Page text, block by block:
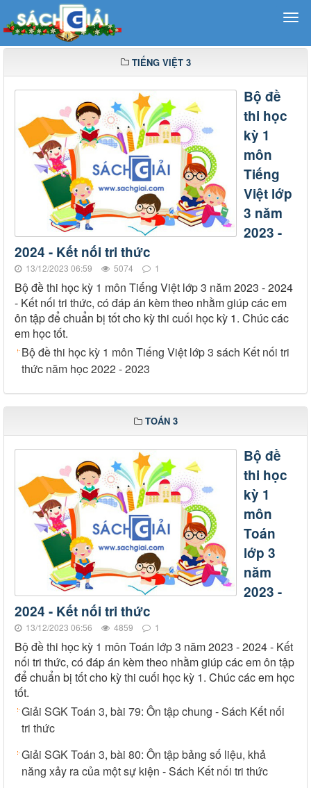
TIẾNG VIỆT 3
Bộ đề
thi học
kỳ 1
môn
Tiếng
Việt lớp
3 năm
2023 -
2024 - Kết nối tri thức
13/12/2023 06:59 5074 1
Bộ đề thi học kỳ 1 môn Tiếng Việt lớp 3 năm 2023 - 2024
- Kết nối tri thức, có đáp án kèm theo nhằm giúp các em
ôn tập để chuẩn bị tốt cho kỳ thi cuối học kỳ 1. Chúc các
em học tốt.
Bộ đề thi học kỳ 1 môn Tiếng Việt lớp 3 sách Kết nối tri
thức năm học 2022 - 2023
TOÁN 3
Bộ đề
thi học
kỳ 1
môn
Toán
lớp 3
năm
2023 -
2024 - Kết nối tri thức
13/12/2023 06:56 4859 1
Bộ đề thi học kỳ 1 môn Toán lớp 3 năm 2023 - 2024 - Kết
nối tri thức, có đáp án kèm theo nhằm giúp các em ôn tập
để chuẩn bị tốt cho kỳ thi cuối học kỳ 1. Chúc các em học
tốt.
Giải SGK Toán 3, bài 79: Ôn tập chung - Sách Kết nối
tri thức
Giải SGK Toán 3, bài 80: Ôn tập bảng số liệu, khả
năng xảy ra của một sự kiện - Sách Kết nối tri thức